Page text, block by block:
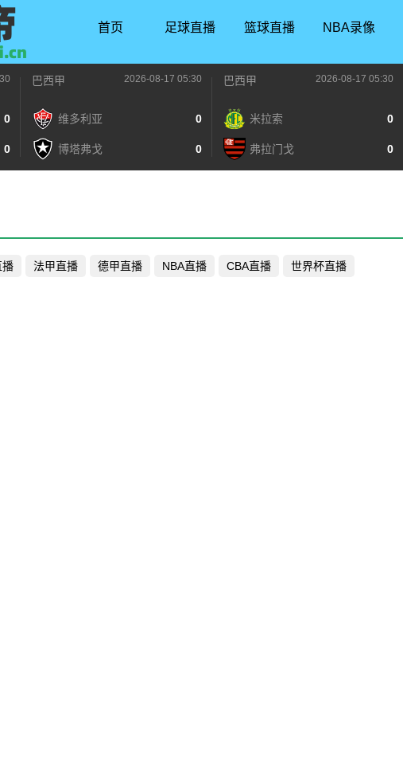
首页 足球直播 篮球直播 NBA录像
0
0
巴西甲 2026-08-17 05:30
维多利亚 0
博塔弗戈 0
巴西甲 2026-08-17 05:30
米拉索 0
弗拉门戈 0
播 法甲直播 德甲直播 NBA直播 CBA直播 世界杯直播